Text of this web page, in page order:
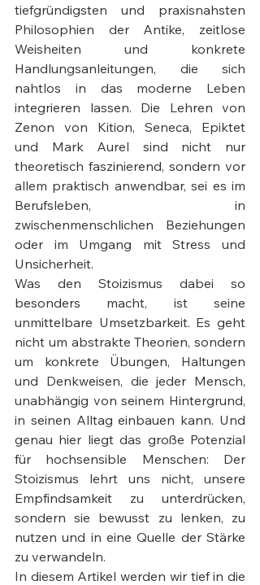
tiefgründigsten und praxisnahsten
Philosophien der Antike, zeitlose
Weisheiten und konkrete
Handlungsanleitungen, die sich
nahtlos in das moderne Leben
integrieren lassen. Die Lehren von
Zenon von Kition, Seneca, Epiktet
und Mark Aurel sind nicht nur
theoretisch faszinierend, sondern vor
allem praktisch anwendbar, sei es im
Berufsleben, in
zwischenmenschlichen Beziehungen
oder im Umgang mit Stress und
Unsicherheit.
Was den Stoizismus dabei so
besonders macht, ist seine
unmittelbare Umsetzbarkeit. Es geht
nicht um abstrakte Theorien, sondern
um konkrete Übungen, Haltungen
und Denkweisen, die jeder Mensch,
unabhängig von seinem Hintergrund,
in seinen Alltag einbauen kann. Und
genau hier liegt das große Potenzial
für hochsensible Menschen: Der
Stoizismus lehrt uns nicht, unsere
Empfindsamkeit zu unterdrücken,
sondern sie bewusst zu lenken, zu
nutzen und in eine Quelle der Stärke
zu verwandeln.
In diesem Artikel werden wir tief in die